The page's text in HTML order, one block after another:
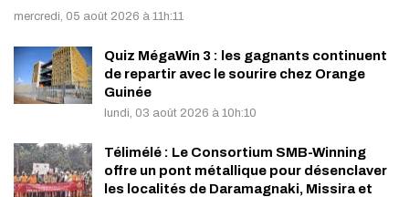
mercredi, 05 août 2026 à 11h:11
Quiz MégaWin 3 : les gagnants continuent
de repartir avec le sourire chez Orange
Guinée
lundi, 03 août 2026 à 10h:10
Télimélé : Le Consortium SMB-Winning
offre un pont métallique pour désenclaver
les localités de Daramagnaki, Missira et